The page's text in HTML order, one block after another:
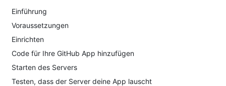
Einführung
Voraussetzungen
Einrichten
Code für Ihre GitHub App hinzufügen
Starten des Servers
Testen, dass der Server deine App lauscht